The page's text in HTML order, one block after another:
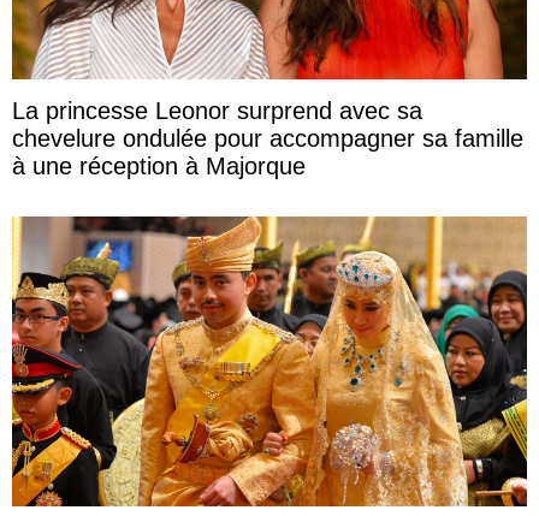
La princesse Leonor surprend avec sa
chevelure ondulée pour accompagner sa famille
à une réception à Majorque